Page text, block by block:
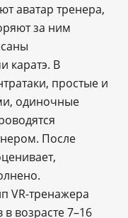
аватар тренера,
за ним
каратэ. В
простые и
одиночные
После
VR-тренажера
возрасте 7–16